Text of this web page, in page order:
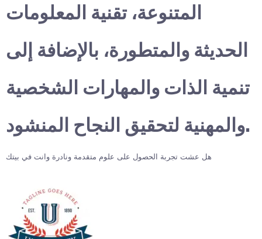
المتنوعة، تقنية المعلومات
الحديثة والمتطورة، بالإضافة إلى
تنمية الذات والمهارات الشخصية
والمهنية لتحقيق النجاح المنشود.
هل عشت تجربة الحصول على علوم متقدمة ونادرة وانت في بيتك